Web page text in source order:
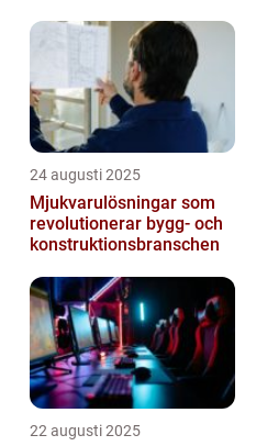
24 augusti 2025
Mjukvarulösningar som
revolutionerar bygg- och
konstruktionsbranschen
22 augusti 2025